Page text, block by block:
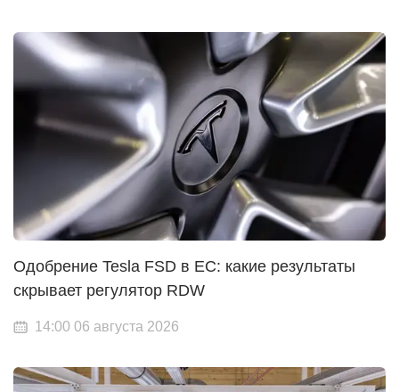
Одобрение Tesla FSD в ЕС: какие результаты
скрывает регулятор RDW
14:00 06 августа 2026